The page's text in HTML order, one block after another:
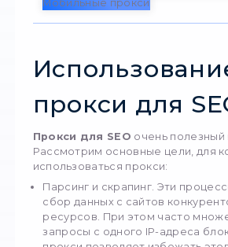
запросы и сбор данных
ресурсов). При этом
использоваться для
обеспечения
защиты от утечки
оптимизации работы с
(благодаря
настройке).